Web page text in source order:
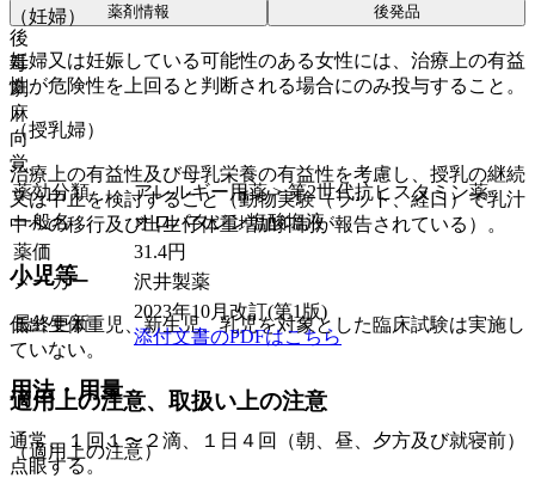
（妊婦）
妊婦又は妊娠している可能性のある女性には、治療上の有益
性が危険性を上回ると判断される場合にのみ投与すること。
（授乳婦）
治療上の有益性及び母乳栄養の有益性を考慮し、授乳の継続
又は中止を検討すること（動物実験（ラット、経口）で乳汁
中への移行及び出生仔体重増加抑制が報告されている）。
小児等
低出生体重児、新生児、乳児を対象とした臨床試験は実施し
ていない。
適用上の注意、取扱い上の注意
（適用上の注意）
薬剤情報 後発品
後
毒
劇
麻
向
覚
薬効分類
アレルギー用薬 > 第2世代抗ヒスタミン薬
一般名
オロパタジン塩酸塩液
薬価
31.4円
メーカー
沢井製薬
最終更新
2023年10月改訂(第1版)
添付文書のPDFはこちら
用法・用量
通常、１回１〜２滴、１日４回（朝、昼、夕方及び就寝前）
点眼する。